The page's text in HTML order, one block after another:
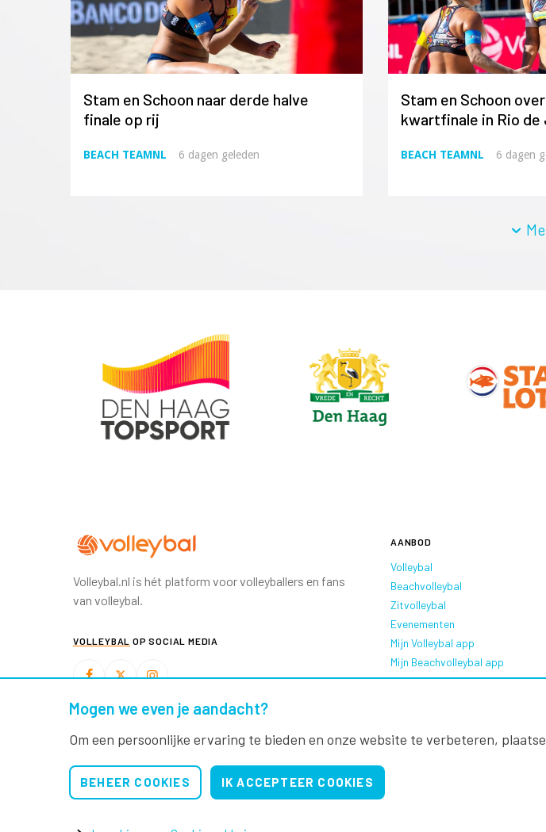
Stam en Schoon naar derde halve
finale op rij
BEACH TEAMNL 6 dagen geleden
Stam en Schoon
kwartfinale in Rio de
BEACH TEAMNL 6 dagen
Volleybal.nl is hét platform voor volleyballers en fans
van volleybal.
VOLLEYBAL OP SOCIAL MEDIA
AANBOD
Volleybal
Beachvolleybal
Zitvolleybal
Evenementen
Mijn Volleybal app
Mijn Beachvolleybal app
Mogen we even je aandacht?
Om een persoonlijke ervaring te bieden en onze website te verbeteren,
BEHEER COOKIES IK ACCEPTEER COOKIES